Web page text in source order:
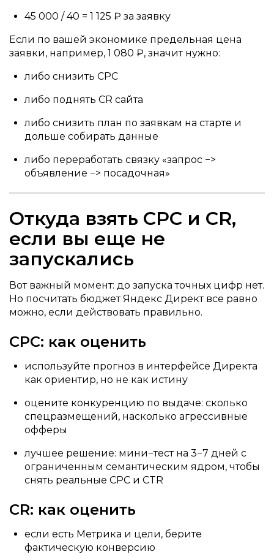
45 000 / 40 = 1 125 ₽ за заявку
Если по вашей экономике предельная цена
заявки, например, 1 080 ₽, значит нужно:
либо снизить CPC
либо поднять CR сайта
либо снизить план по заявкам на старте и
дольше собирать данные
либо переработать связку «запрос −>
объявление −> посадочная»
Откуда взять CPC и CR,
если вы еще не
запускались
Вот важный момент: до запуска точных цифр нет.
Но посчитать бюджет Яндекс Директ все равно
можно, если действовать правильно.
CPC: как оценить
используйте прогноз в интерфейсе Директа
как ориентир, но не как истину
оцените конкуренцию по выдаче: сколько
спецразмещений, насколько агрессивные
офферы
лучшее решение: мини−тест на 3−7 дней с
ограниченным семантическим ядром, чтобы
снять реальные CPC и CTR
CR: как оценить
если есть Метрика и цели, берите
фактическую конверсию